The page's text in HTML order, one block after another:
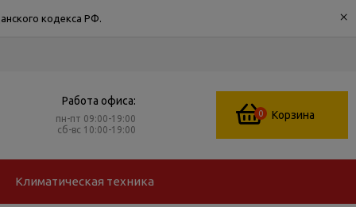
кодекса РФ. ×
Работа офиса:
пн-пт 09:00-19:00
сб-вс 10:00-19:00
0 Корзина
Климатическая техника